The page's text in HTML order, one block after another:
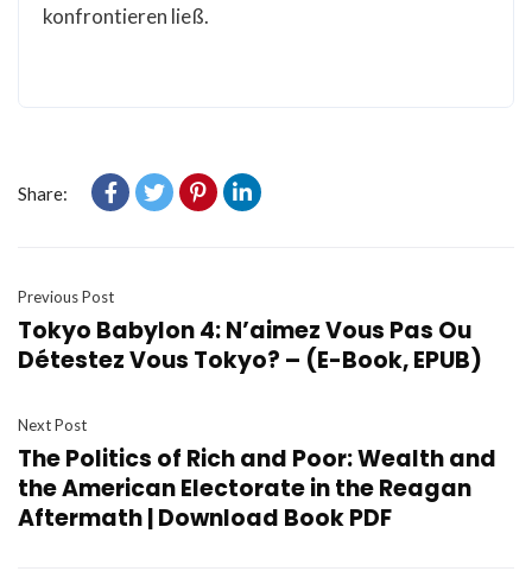
konfrontieren ließ.
Share:
Previous Post
Tokyo Babylon 4: N’aimez Vous Pas Ou
Détestez Vous Tokyo? – (E-Book, EPUB)
Next Post
The Politics of Rich and Poor: Wealth and
the American Electorate in the Reagan
Aftermath | Download Book PDF